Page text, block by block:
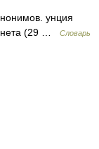
унция
(29 …
Словарь